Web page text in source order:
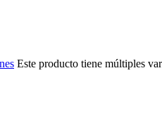
Este producto tiene múltiples